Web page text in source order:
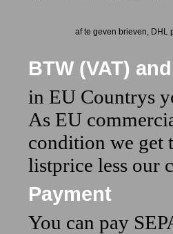
af te geven brieven, DHL
BTW (VAT)
in EU Countrys
As EU
condition we get
listprice less our
Payment
You can pay